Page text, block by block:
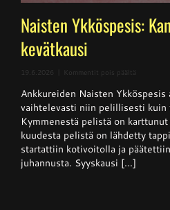
Naisten Ykköspesis:
kevätkausi
19.6.2026 Kommentit pois päältä
kevätkausi
Ankkureiden Naisten
vaihtelevasti niin pelillisesti
Kymmenestä pelistä on
kuudesta pelistä on lähdetty
startattiin kotivoitolla ja
juhannusta. Syyskausi [...]